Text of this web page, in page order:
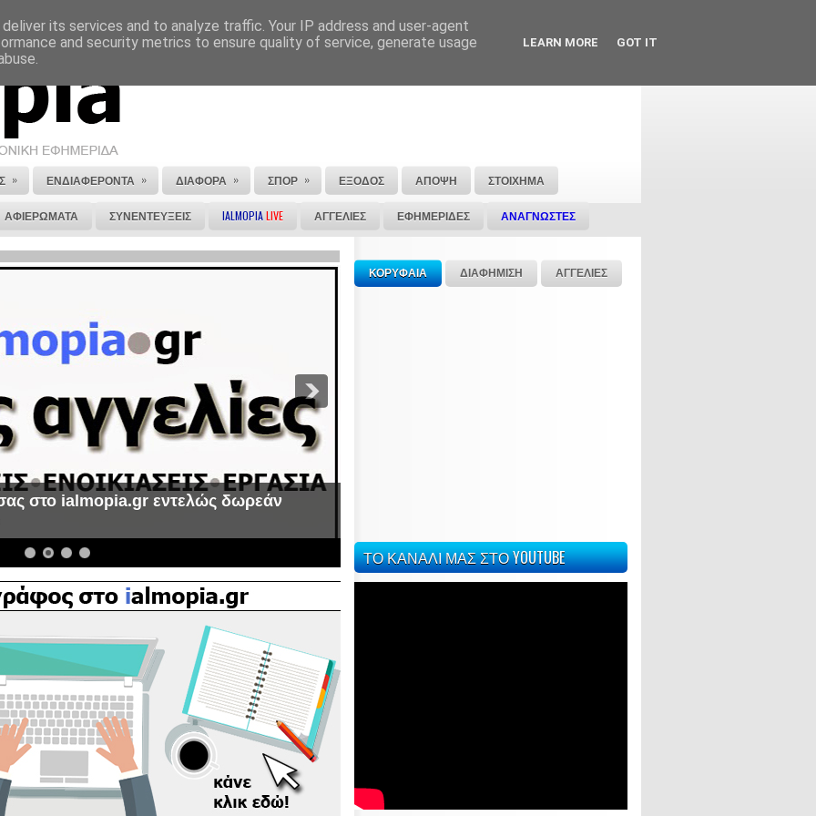
ΕΠΙΚΟΙΝΩΝΙΑ ΣΤΕΙΛΕ ΜΑΣ ΤΟ ΑΡΘΡΟ ΣΟΥ
» ΕΝΔΙΑΦΕΡΟΝΤΑ » ΔΙΑΦΟΡΑ » ΣΠΟΡ » ΕΞΟΔΟΣ ΑΠΟΨΗ ΣΤΟΙΧΗΜΑ
ΑΦΙΕΡΩΜΑΤΑ ΣΥΝΕΝΤΕΥΞΕΙΣ IALMOPIALIVE ΑΓΓΕΛΙΕΣ ΕΦΗΜΕΡΙΔΕΣ ΑΝΑΓΝΩΣΤΕΣ
στο ialmopia.gr εντελώς δωρεάν
ΚΟΡΥΦΑΙΑ ΔΙΑΦΗΜΙΣΗ ΑΓΓΕΛΙΕΣ
ΤΟ ΚΑΝΑΛΙ ΜΑΣ ΣΤΟ YOUTUBE
its services and to analyze traffic. Your IP address and user-agent
and security metrics to ensure quality of service, generate usage
LEARN MORE GOT IT